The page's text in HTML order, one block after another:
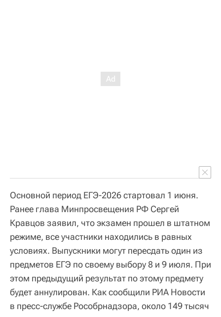
Основной период ЕГЭ-2026 стартовал 1 июня.
Ранее глава Минпросвещения РФ Сергей
Кравцов заявил, что экзамен прошел в штатном
режиме, все участники находились в равных
условиях. Выпускники могут пересдать один из
предметов ЕГЭ по своему выбору 8 и 9 июля. При
этом предыдущий результат по этому предмету
будет аннулирован. Как сообщили РИА Новости
в пресс-службе Рособрнадзора, около 149 тысяч